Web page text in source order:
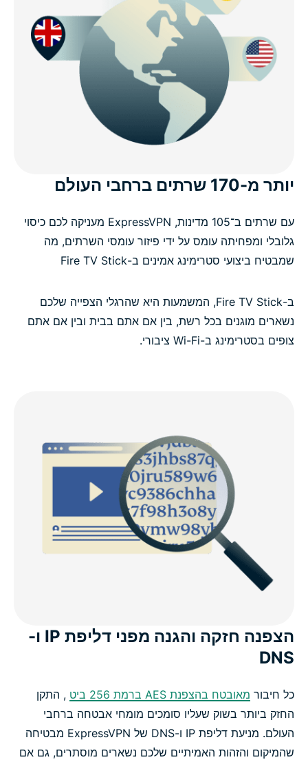
יותר מ-170 שרתים ברחבי העולם
עם שרתים ב־105 מדינות, ExpressVPN מעניקה לכם כיסוי
גלובלי ומפחיתה עומס על ידי פיזור עומסי השרתים, מה
שמבטיח ביצועי סטרימינג אמינים ב-Fire TV Stick
ב-Fire TV Stick, המשמעות היא שהרגלי הצפייה שלכם
נשארים מוגנים בכל רשת, בין אם אתם בבית ובין אם אתם
צופים בסטרימינג ב-Wi-Fi ציבורי.
הצפנה חזקה והגנה מפני דליפת IP ו-
DNS
כל חיבור מאובטח בהצפנת AES ברמת 256 ביט
, התקן
החזק ביותר בשוק שעליו סומכים מומחי אבטחה ברחבי
העולם. מניעת דליפת IP ו-DNS של ExpressVPN מבטיחה
שהמיקום והזהות האמיתיים שלכם נשארים מוסתרים, גם אם